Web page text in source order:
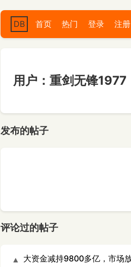
DB 首页 热门 登录 注册
用户：重剑无锋1977
发布的帖子
评论过的帖子
▲
大资金减持9800多亿，市场